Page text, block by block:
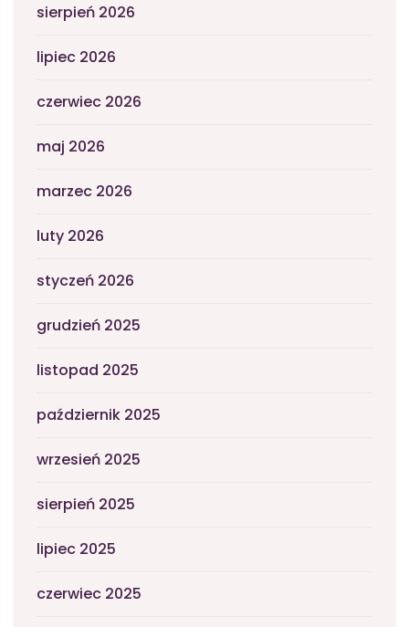
sierpień 2026
lipiec 2026
czerwiec 2026
maj 2026
marzec 2026
luty 2026
styczeń 2026
grudzień 2025
listopad 2025
październik 2025
wrzesień 2025
sierpień 2025
lipiec 2025
czerwiec 2025